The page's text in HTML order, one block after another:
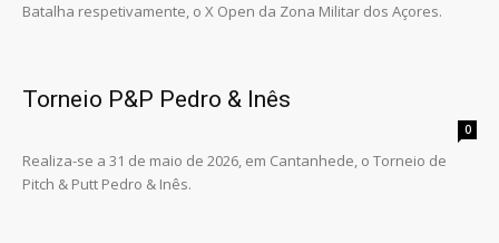
Batalha respetivamente, o X Open da Zona Militar dos Açores.
Torneio P&P Pedro & Inês
0
Realiza-se a 31 de maio de 2026, em Cantanhede, o Torneio de
Pitch & Putt Pedro & Inês.